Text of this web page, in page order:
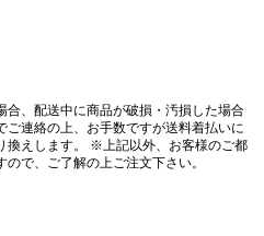
合、配送中に商品が破損・汚損した場合
ご連絡の上、お手数ですが送料着払いに
換えします。 ※上記以外、お客様のご都
で、ご了解の上ご注文下さい。